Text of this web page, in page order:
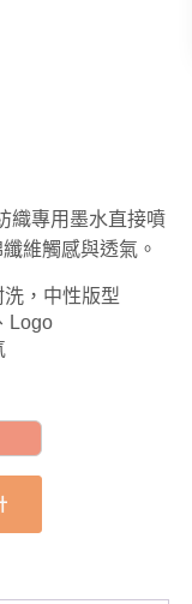
織專用墨水直接噴
維觸感與透氣。
，中性版型
Logo